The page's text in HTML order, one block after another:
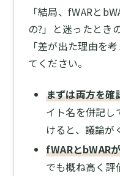
「結局、fWARと
の?」と迷ったとき
「差が出た理由を
てください。
まずは両方を確
イト名を併記し
けると、議論が
fWARとbWAR
でも概ね高く評